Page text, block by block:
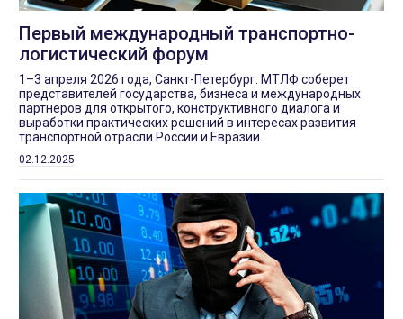
Первый международный транспортно-
логистический форум
1–3 апреля 2026 года, Санкт-Петербург. МТЛФ соберет
представителей государства, бизнеса и международных
партнеров для открытого, конструктивного диалога и
выработки практических решений в интересах развития
транспортной отрасли России и Евразии.
02.12.2025